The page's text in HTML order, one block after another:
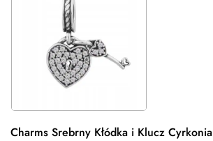
Charms Srebrny Kłódka i Klucz Cyrkonia